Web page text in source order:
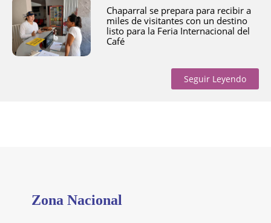
Chaparral se prepara para recibir a
miles de visitantes con un destino
listo para la Feria Internacional del
Café
Seguir Leyendo
Zona Nacional